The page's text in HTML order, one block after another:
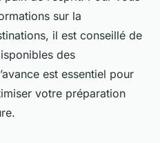
sur la
il est conseillé de
des
est essentiel pour
votre préparation